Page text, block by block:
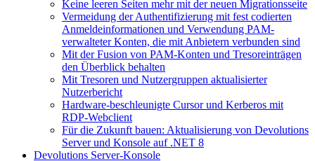
Keine leeren Seiten mehr mit der neuen Migrationsseite
Vermeidung der Authentifizierung mit fest codierten
Anmeldeinformationen und Verwendung PAM-
verwalteter Konten, die mit Anbietern verbunden sind
Mit der Fusion von PAM-Konten und Tresoreinträgen
den Überblick behalten
Mit Tresoren und Nutzergruppen aktualisierter
Nutzerbericht
Hardware-beschleunigte Cursor und Kerberos mit
RDP-Webclient
Für die Zukunft bauen: Aktualisierung von Devolutions
Server und Konsole auf .NET 8
Devolutions Server-Konsole